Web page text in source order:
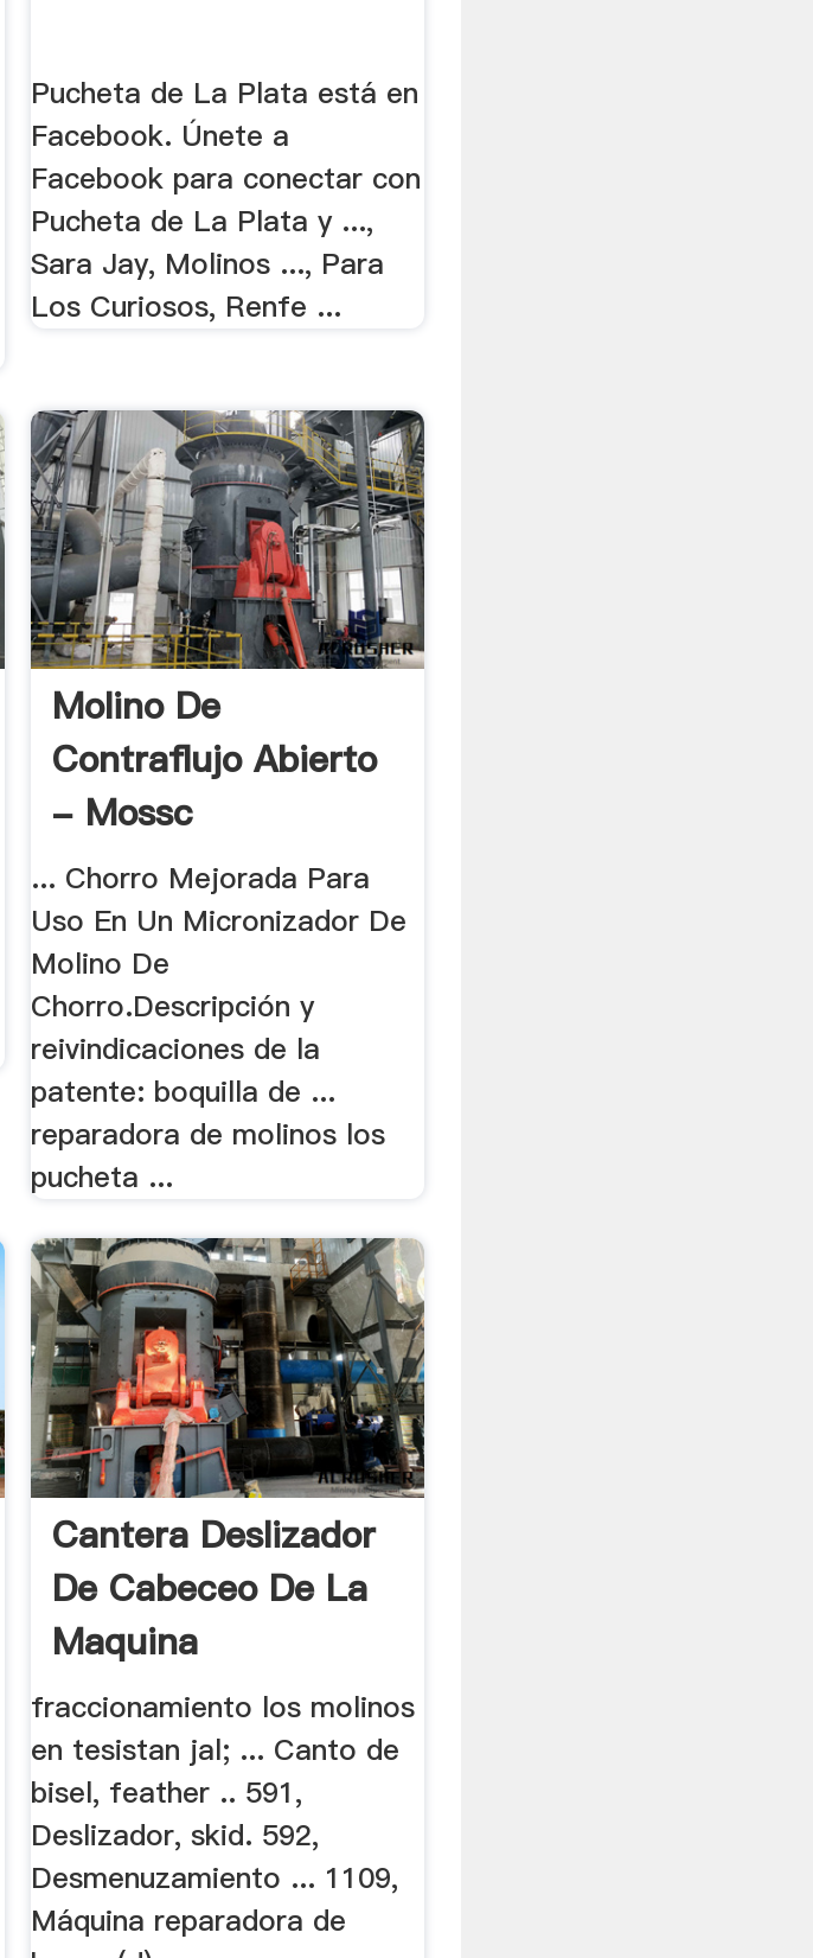
Pucheta de La Plata está en
Facebook. Únete a
Facebook para conectar con
Pucheta de La Plata y ...,
Sara Jay, Molinos ..., Para
Los Curiosos, Renfe ...
Molino De
Contraflujo Abierto
- Mossc
... Chorro Mejorada Para
Uso En Un Micronizador De
Molino De
Chorro.Descripción y
reivindicaciones de la
patente: boquilla de ...
reparadora de molinos los
pucheta ...
Cantera Deslizador
De Cabeceo De La
Maquina
fraccionamiento los molinos
en tesistan jal; ... Canto de
bisel, feather .. 591,
Deslizador, skid. 592,
Desmenuzamiento ... 1109,
Máquina reparadora de